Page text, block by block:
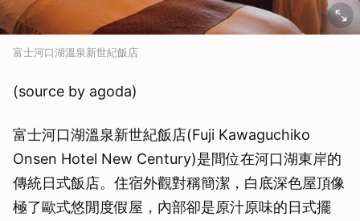
富士河口湖溫泉新世紀飯店
(source by agoda)
富士河口湖溫泉新世紀飯店(Fuji Kawaguchiko
Onsen Hotel New Century)是間位在河口湖東岸的
傳統日式飯店。住宿外觀對稱簡潔，白底深色屋頂像
極了歐式悠閒度假屋，內部卻是原汁原味的日式擺